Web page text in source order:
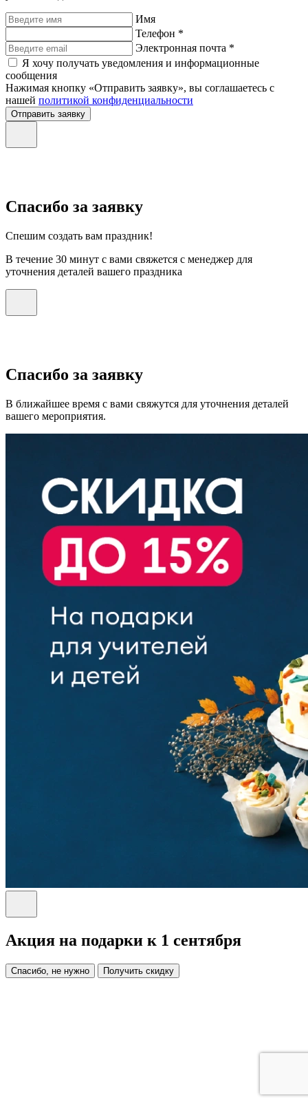
Имя
Телефон *
Электронная почта *
Я хочу получать уведомления и информационные
сообщения
Нажимая кнопку «Отправить заявку», вы соглашаетесь с
нашей политикой конфиденциальности
Отправить заявку
Спасибо за заявку
Спешим создать вам праздник!
В течение 30 минут с вами свяжется с менеджер для
уточнения деталей вашего праздника
Спасибо за заявку
В ближайшее время с вами свяжутся для уточнения деталей
вашего мероприятия.
Акция на подарки к 1 сентября
Спасибо, не нужно Получить скидку